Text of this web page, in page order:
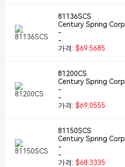
81136SCS
Century Spring Corp
-
-
가격: $69.5685
81200CS
Century Spring Corp
-
-
가격: $69.0555
81150SCS
Century Spring Corp
-
-
가격: $68.3335